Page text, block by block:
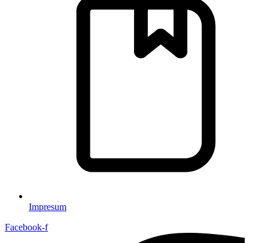
Impresum
Facebook-f